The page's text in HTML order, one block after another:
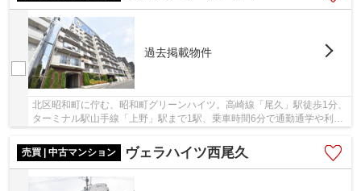
過去掲載物件
北区昭和町に佇む、昭和町グリーンハイツ。高崎線「尾久」駅徒歩1分、
ターミナル駅山手線「上野」駅まで1駅、乗車時間6分で通勤通学や利便
売買 | 中古マンション
ヴェラハイツ西尾久